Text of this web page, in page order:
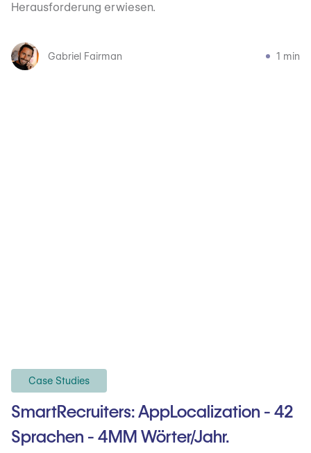
Herausforderung erwiesen.
Gabriel Fairman 1 min
Case Studies
SmartRecruiters: AppLocalization - 42
Sprachen - 4MM Wörter/Jahr.